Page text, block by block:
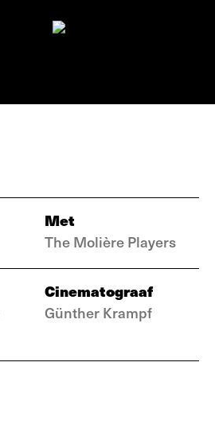
Met
The Molière Players
Cinematograaf
Günther Krampf